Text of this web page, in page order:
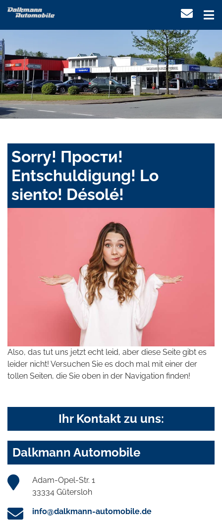
Sorry! Прости!
Entschuldigung! Lo
siento! Désolé!
Also, das tut uns jetzt echt leid, aber diese Seite gibt es
leider nicht! Versuchen Sie es doch mal mit einer der
tollen Seiten, die Sie oben in der Navigation finden!
Ihr Kontakt zu uns:
Dalkmann Automobile
Adam-Opel-Str. 1
33334 Gütersloh
info@dalkmann-automobile.de